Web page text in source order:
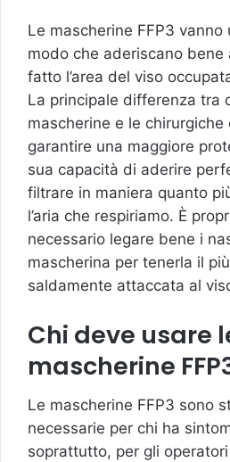
Le mascherine FFP3
modo che aderiscano
fatto l’area del viso
La principale differenza tra
mascherine e le
garantire una maggiore
sua capacità di aderire
filtrare in maniera quanto
l’aria che respiriamo. È
necessario legare bene i
mascherina per tenerla il
saldamente attaccata al
Chi deve usare
mascherine
Le mascherine FFP3 sono
necessarie per chi ha
soprattutto, per gli